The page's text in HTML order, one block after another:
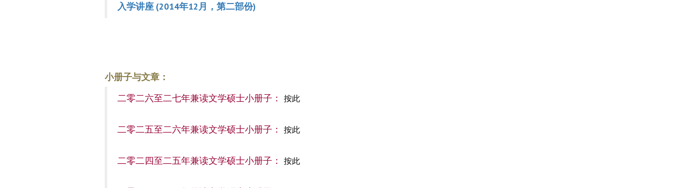
入学讲座 (2014年12月，第二部份)
小册子与文章：
二零二六至二七年兼读文学硕士小册子： 按此
二零二五至二六年兼读文学硕士小册子： 按此
二零二四至二五年兼读文学硕士小册子： 按此